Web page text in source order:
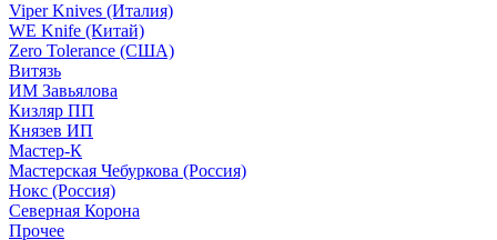
Viper Knives (Италия)
WE Knife (Китай)
Zero Tolerance (США)
Витязь
ИМ Завьялова
Кизляр ПП
Князев ИП
Мастер-К
Мастерская Чебуркова (Россия)
Нокс (Россия)
Северная Корона
Прочее